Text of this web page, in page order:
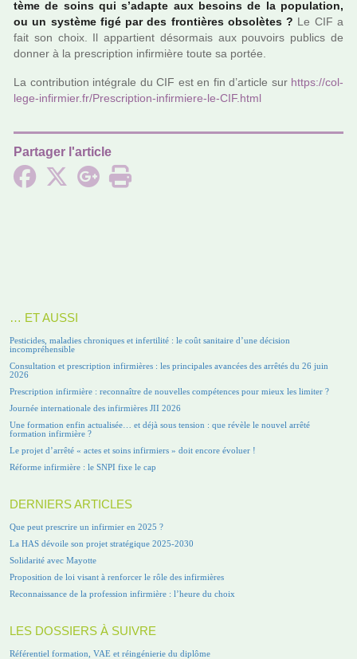
tème de soins qui s’adapte aux besoins de la popu­la­tion,
ou un sys­tème figé par des fron­tiè­res obso­lè­tes ? Le CIF a
fait son choix. Il appar­tient désor­mais aux pou­voirs publics de
donner à la pres­crip­tion infir­mière toute sa portée.
La contri­bu­tion inté­grale du CIF est en fin d’arti­cle sur https://col­
lege-infir­mier.fr/Prescription-infir­miere-le-CIF.html
Partager l'article
… ET AUSSI
Pesticides, maladies chroniques et infertilité : le coût sanitaire d’une décision
incompréhensible
Consultation et prescription infirmières : les principales avancées des arrêtés du 26 juin
2026
Prescription infirmière : reconnaître de nouvelles compétences pour mieux les limiter ?
Journée internationale des infirmières JII 2026
Une formation enfin actualisée… et déjà sous tension : que révèle le nouvel arrêté
formation infirmière ?
Le projet d’arrêté « actes et soins infirmiers » doit encore évoluer !
Réforme infirmière : le SNPI fixe le cap
DERNIERS ARTICLES
Que peut prescrire un infirmier en 2025 ?
La HAS dévoile son projet stratégique 2025-2030
Solidarité avec Mayotte
Proposition de loi visant à renforcer le rôle des infirmières
Reconnaissance de la profession infirmière : l’heure du choix
LES DOSSIERS À SUIVRE
Référentiel formation, VAE et réingénierie du diplôme